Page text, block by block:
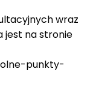
wraz
jest na stronie
punkty-